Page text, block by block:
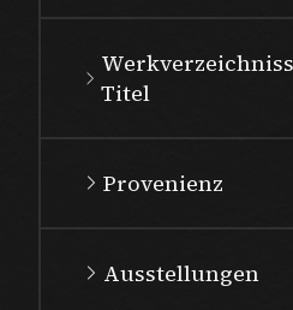
Titel
Provenienz
Ausstellungen